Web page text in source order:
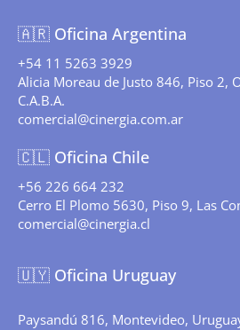
🇦🇷 Oficina Argentina
+54 11 5263 3929
Alicia Moreau de Justo 846, Piso 2,
C.A.B.A.
comercial@cinergia.com.ar
🇨🇱 Oficina Chile
+56 226 664 232
Cerro El Plomo 5630, Piso 9, Las
comercial@cinergia.cl
🇺🇾 Oficina Uruguay
Paysandú 816, Montevideo,